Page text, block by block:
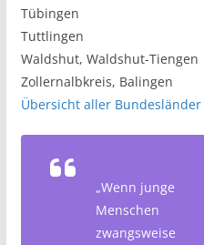
Tübingen
Tuttlingen
Waldshut, Waldshut-Tiengen
Zollernalbkreis, Balingen
Übersicht aller Bundesländer
„Wenn junge
Menschen
zwangsweise